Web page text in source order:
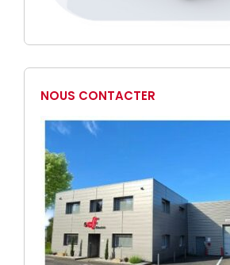
NOUS CONTACTER